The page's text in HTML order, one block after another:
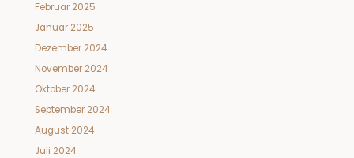
Februar 2025
Januar 2025
Dezember 2024
November 2024
Oktober 2024
September 2024
August 2024
Juli 2024